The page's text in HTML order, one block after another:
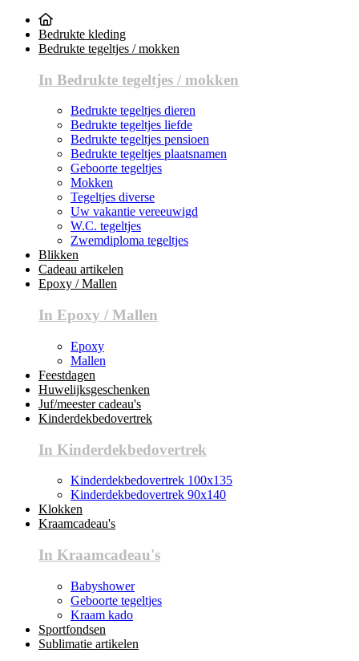
Bedrukte kleding
Bedrukte tegeltjes / mokken
In Bedrukte tegeltjes / mokken
Bedrukte tegeltjes dieren
Bedrukte tegeltjes liefde
Bedrukte tegeltjes pensioen
Bedrukte tegeltjes plaatsnamen
Geboorte tegeltjes
Mokken
Tegeltjes diverse
Uw vakantie vereeuwigd
W.C. tegeltjes
Zwemdiploma tegeltjes
Blikken
Cadeau artikelen
Epoxy / Mallen
In Epoxy / Mallen
Epoxy
Mallen
Feestdagen
Huwelijksgeschenken
Juf/meester cadeau's
Kinderdekbedovertrek
In Kinderdekbedovertrek
Kinderdekbedovertrek 100x135
Kinderdekbedovertrek 90x140
Klokken
Kraamcadeau's
In Kraamcadeau's
Babyshower
Geboorte tegeltjes
Kraam kado
Sportfondsen
Sublimatie artikelen